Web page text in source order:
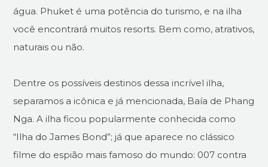
água. Phuket é uma potência do turismo, e na ilha
você encontrará muitos resorts. Bem como, atrativos,
naturais ou não.
Dentre os possíveis destinos dessa incrível ilha,
separamos a icônica e já mencionada, Baía de Phang
Nga. A ilha ficou popularmente conhecida como
“Ilha do James Bond”; já que aparece no clássico
filme do espião mais famoso do mundo: 007 contra